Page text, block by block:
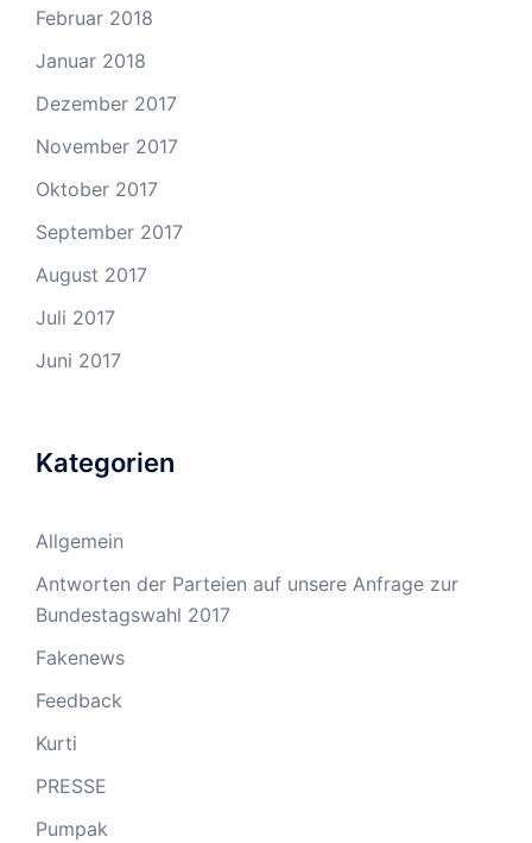
Februar 2018
Januar 2018
Dezember 2017
November 2017
Oktober 2017
September 2017
August 2017
Juli 2017
Juni 2017
Kategorien
Allgemein
Antworten der Parteien auf unsere Anfrage zur
Bundestagswahl 2017
Fakenews
Feedback
Kurti
PRESSE
Pumpak